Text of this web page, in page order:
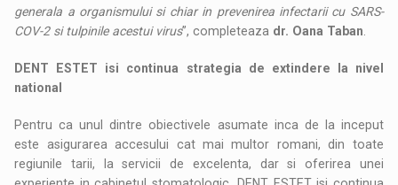
generala a organismului si chiar in prevenirea infectarii cu SARS-
COV-2 si tulpinile acestui virus”, completeaza dr. Oana Taban
DENT ESTET isi continua strategia de extindere la nivel
national
Pentru ca unul dintre obiectivele asumate inca de la inceput
este asigurarea accesului cat mai multor romani, din toate
regiunile tarii, la servicii de excelenta, dar si oferirea unei